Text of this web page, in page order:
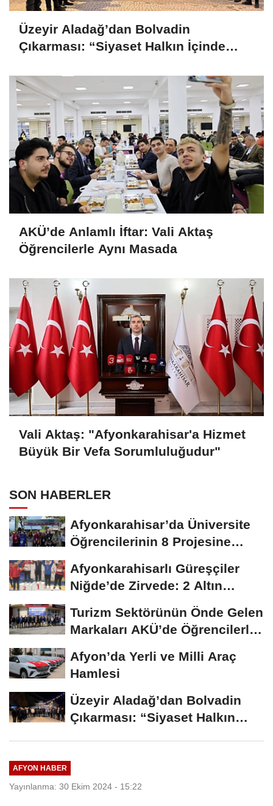
Üzeyir Aladağ’dan Bolvadin
Çıkarması: “Siyaset Halkın İçinde
AKÜ’de Anlamlı İftar: Vali Aktaş
Öğrencilerle Aynı Masada
Vali Aktaş: "Afyonkarahisar'a Hizmet
Büyük Bir Vefa Sorumluluğudur"
SON HABERLER
Afyonkarahisar’da Üniversite
Öğrencilerinin 8 Projesine
Afyonkarahisarlı Güreşçiler
Niğde’de Zirvede: 2 Altın
Turizm Sektörünün Önde Gelen
Markaları AKÜ’de Öğrencilerle
Afyon’da Yerli ve Milli Araç
Hamlesi
Üzeyir Aladağ’dan Bolvadin
Çıkarması: “Siyaset Halkın
AFYON HABER
Yayınlanma: 30 Ekim 2024 - 15:22